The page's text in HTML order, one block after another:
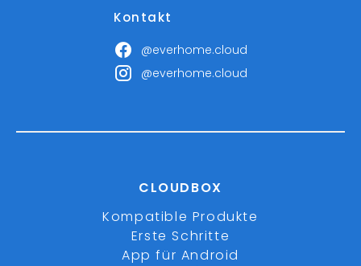
Kontakt
@everhome.cloud
@everhome.cloud
CLOUDBOX
Kompatible Produkte
Erste Schritte
App für Android